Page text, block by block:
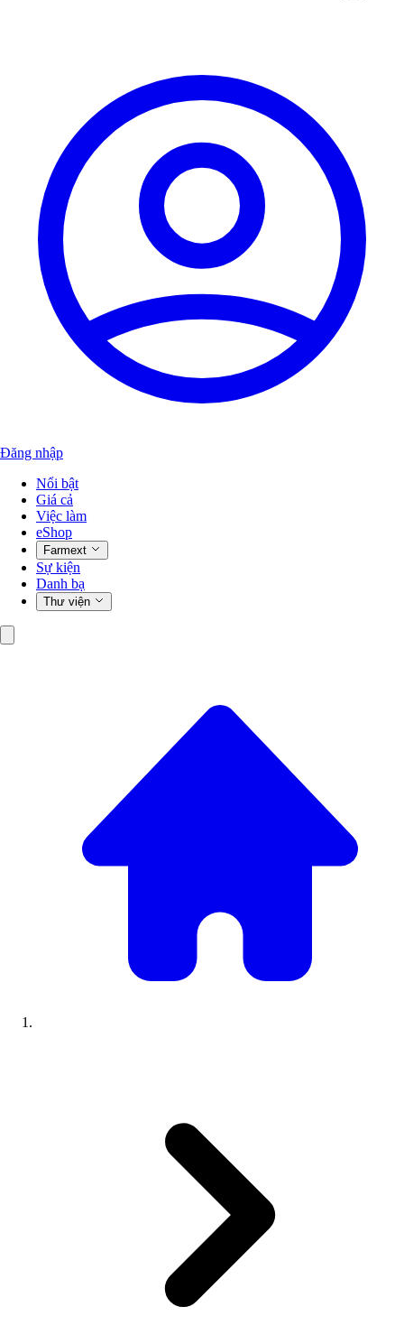
Đăng nhập
Nổi bật
Giá cả
Việc làm
eShop
Farmext
Sự kiện
Danh bạ
Thư viện